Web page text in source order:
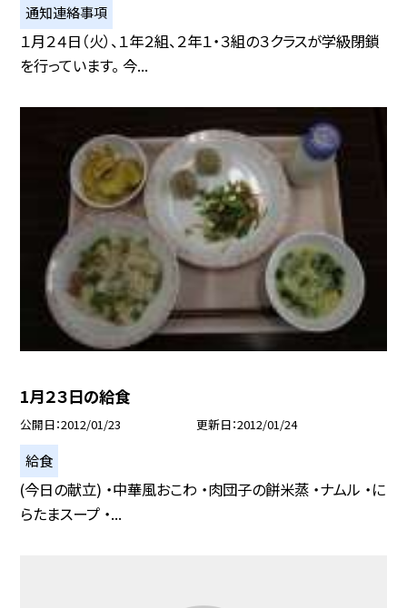
通知連絡事項
１月２４日（火）、１年２組、２年１・３組の３クラスが学級閉鎖
を行っています。 今...
1月２３日の給食
公開日 2012/01/23 更新日 2012/01/24
給食
(今日の献立) ・中華風おこわ ・肉団子の餅米蒸 ・ナムル ・に
らたまスープ ・...